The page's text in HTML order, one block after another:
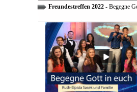
Freundestreffen 2022- Begegne